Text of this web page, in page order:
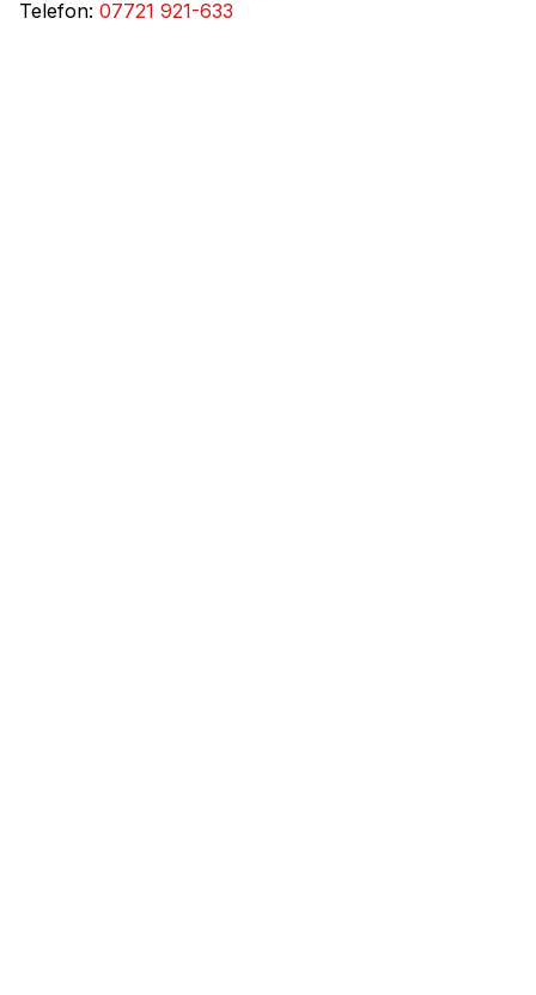
Telefon: 07721 921-633